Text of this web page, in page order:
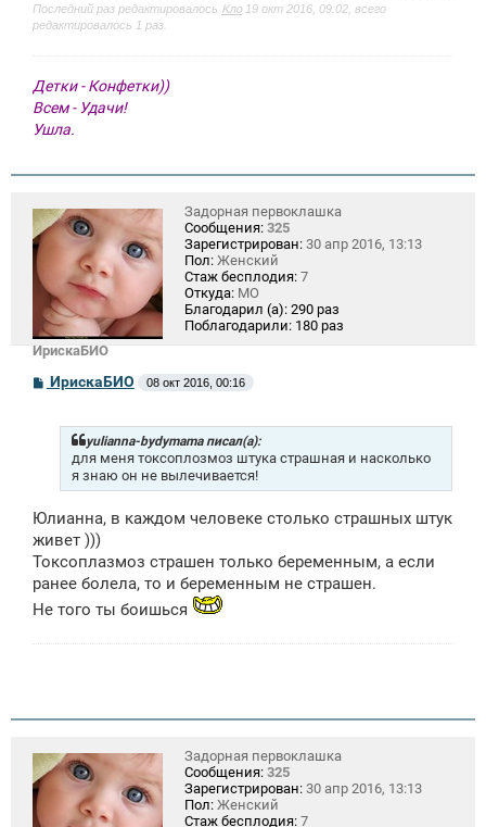
Последний раз редактировалось Кло19 окт 2016, 09:02, всего
редактировалось 1 раз.
Детки - Конфетки))
Всем - Удачи!
Ушла.
ИрискаБИО
Задорная первоклашка
Сообщения: 325
Зарегистрирован: 30 апр 2016, 13:13
Пол: Женский
Стаж бесплодия: 7
Откуда: МО
Благодарил (а): 290 раз
Поблагодарили: 180 раз
С
о
ИрискаБИО 08 окт 2016, 00:16
yulianna-bydymama писал(а):
для меня токсоплозмоз штука страшная и насколько
я знаю он не вылечивается!
Юлианна, в каждом человеке столько страшных штук
живет )))
Токсоплазмоз страшен только беременным, а если
ранее болела, то и беременным не страшен.
Не того ты боишься
Задорная первоклашка
Сообщения: 325
Зарегистрирован: 30 апр 2016, 13:13
Пол: Женский
Стаж бесплодия: 7